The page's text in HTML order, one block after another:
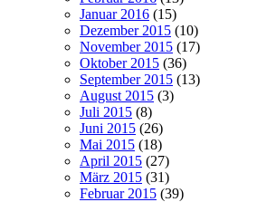
Januar 2016 (15)
Dezember 2015 (10)
November 2015 (17)
Oktober 2015 (36)
September 2015 (13)
August 2015 (3)
Juli 2015 (8)
Juni 2015 (26)
Mai 2015 (18)
April 2015 (27)
März 2015 (31)
Februar 2015 (39)